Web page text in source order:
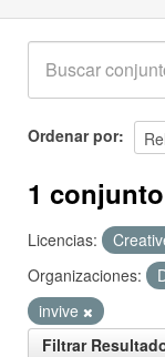
Ordenar por
1
Licencias:
Organizaciones:
invive
Filtrar